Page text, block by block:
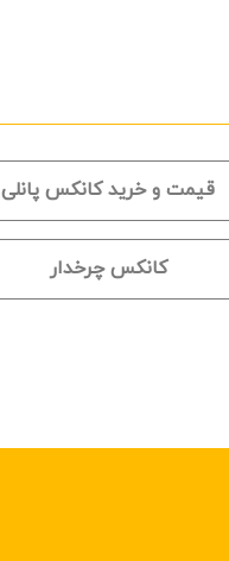
قیمت و خرید کانکس پانلی
کانکس چرخدار